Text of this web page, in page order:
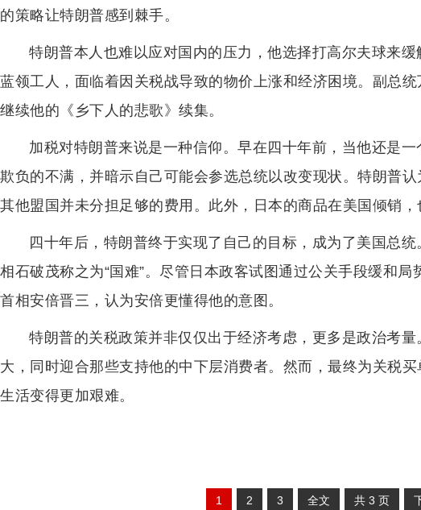
的策略让特朗普感到棘手。
特朗普本人也难以应对国内的压力，他选择打高尔夫球来
蓝领工人，面临着因关税战导致的物价上涨和经济困境。副总
继续他的《乡下人的悲歌》续集。
加税对特朗普来说是一种信仰。早在四十年前，当他还是
欺负的不满，并暗示自己可能会参选总统以改变现状。特朗普
其他盟国并未分担足够的费用。此外，日本的商品在美国倾销，
四十年后，特朗普终于实现了自己的目标，成为了美国总
相石破茂称之为“国难”。尽管日本政客试图通过公关手段缓和
首相安倍晋三，认为安倍更懂得他的意图。
特朗普的关税政策并非仅仅出于经济考虑，更多是政治考
大，同时迎合那些支持他的中下层消费者。然而，最终为关税
生活变得更加艰难。
1 2 3 全文 共 3 页